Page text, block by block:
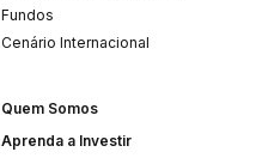
Fundos
Cenário Internacional
Quem Somos
Aprenda a Investir